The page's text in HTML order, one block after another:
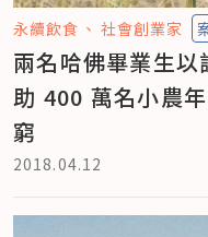
永續飲食 社會創業家
兩名哈佛畢業生以
助 400 萬名小農
窮
2018.04.12